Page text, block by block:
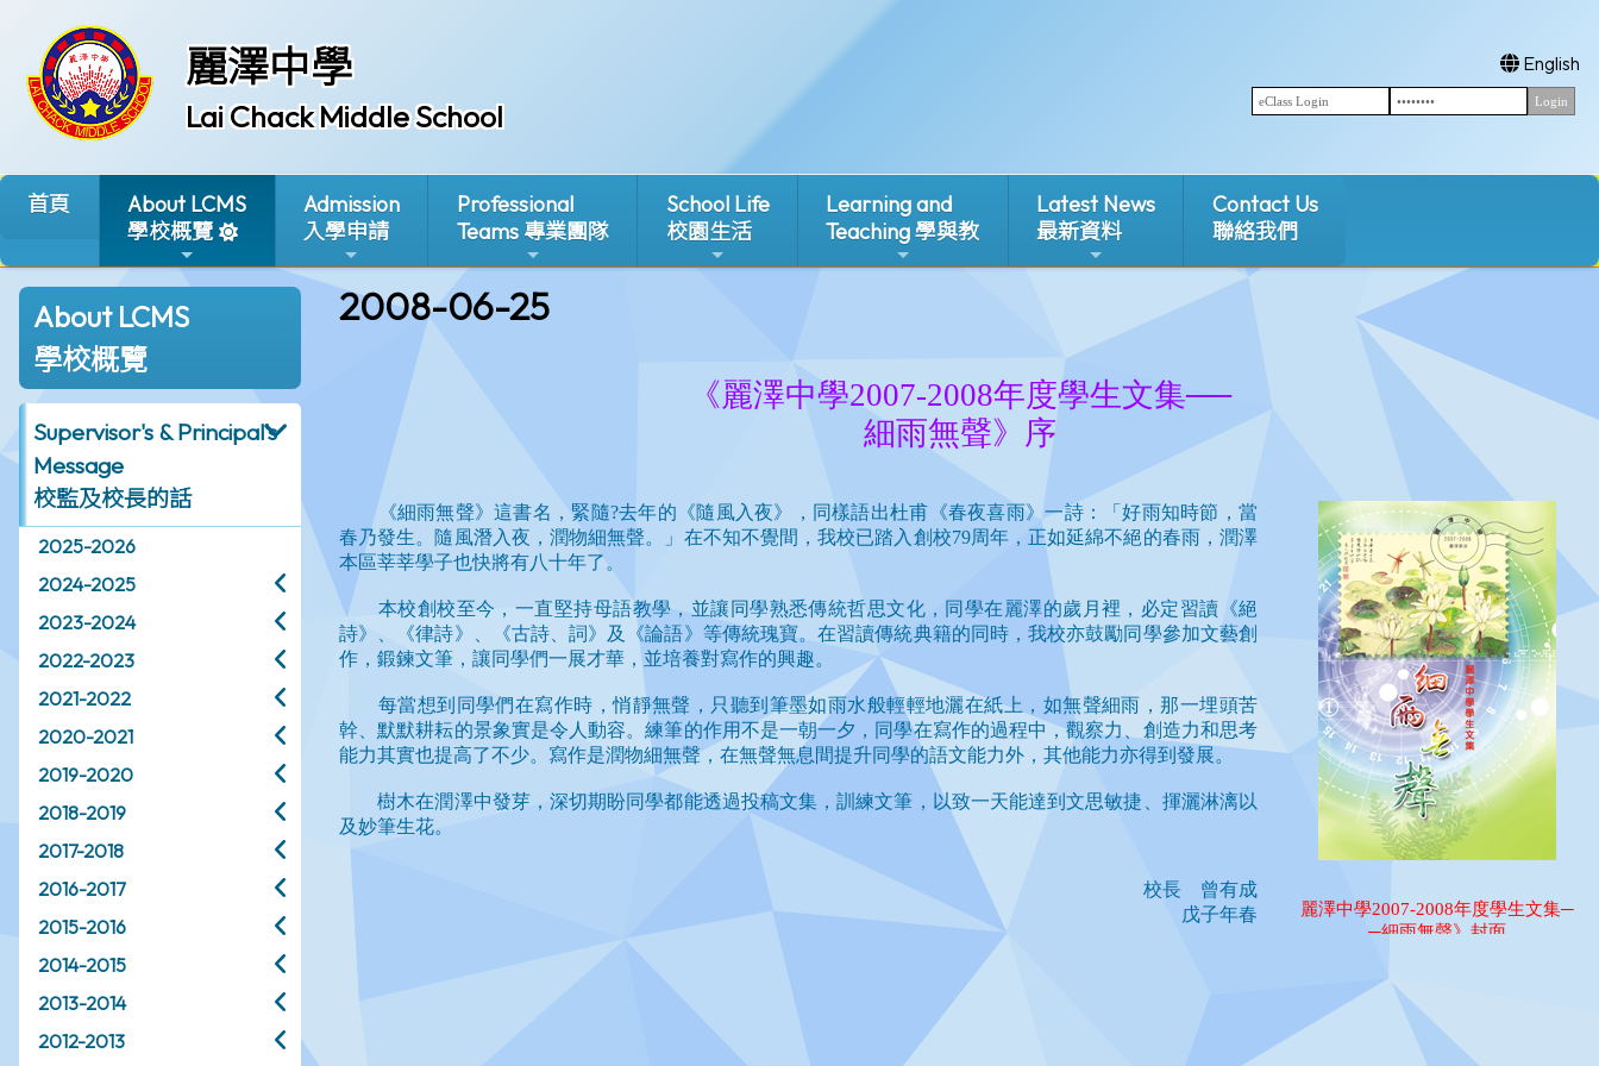
麗澤中學
Lai Chack Middle School
English
首頁
About LCMS
學校概覽
Admission
入學申請
Professional
Teams 專業團隊
School Life
校園生活
Learning and
Teaching 學與教
Latest News
最新資料
Contact Us
聯絡我們
About LCMS
學校概覽
Supervisor's & Principal's
Message
校監及校長的話
2025-2026
2024-2025
2023-2024
2022-2023
2021-2022
2020-2021
2019-2020
2018-2019
2017-2018
2016-2017
2015-2016
2014-2015
2013-2014
2012-2013
2008-06-25